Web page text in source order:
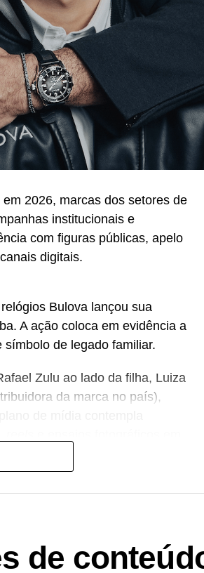
2026, marcas dos setores de
institucionais e
com figuras públicas, apelo
digitais.
Bulova lançou sua
A ação coloca em evidência a
de legado familiar.
Zulu ao lado da filha, Luiza
da marca no país),
estão os modelos Bulova
“Pai, um caminho que se
anos, acompanhado de seu
e trocas de
de